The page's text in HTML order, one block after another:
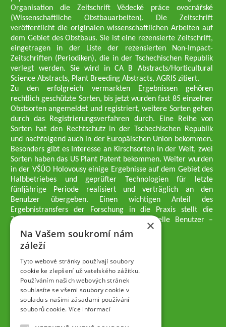
Organisation die Zeitschrift Vědecké práce ovocnářské
(Wissenschaftliche Obstbauarbeiten). Die Zeitschrift
veröffentlicht die originalen wissenschaftlichen Arbeiten auf
dem Gebiet des Obstbaus. Sie ist eine rezensierte Zeitschrift,
eingetragen in der Liste der rezensierten Non-Impact-
Zeitschriften (Periodiken), die in der Tschechischen Republik
verlegt werden. Sie wird in CA B Abstracts/Horticultural
Science Abstracts, Plant Breeding Abstracts, AGRIS zitiert.
Zu den erfolgreich vermarkten Ergebnissen gehören
rechtlich geschützte Sorten, bis jetzt wurden fast 85 einzelner
Obstsorten angemeldet und registriert, weitere Sorten gehen
durch das Registrierungsverfahren durch. Eine Reihe von
Sorten hat den Rechtschutz in der Tschechischen Republik
und nachfolgend auch in der Europäischen Union bekommen.
Besonders gibt es Interesse an Kirschsorten in der Welt, zwei
Sorten haben das US Plant Patent bekommen. Weiter wurden
in der VŠÚO Holovousy einige Ergebnisse auf dem Gebiet des
Halbbetriebes und geprüfter Technologien für letzte
fünfjährige Periode realisiert und verträglich an den
Benutzer übergeben. Einen wichtigen Anteil des
Ergebnistransfers der Forschung in die Praxis stellt die
Züchtungsmethodik dar, die an professionelle Benutzer –
professionelle Obstzüchter übergeben wird.
Geschäftsführer der Gesellschaft
Dipl.-Ing. Tomáš Zmeškal
Dipl.-Ing. Jaroslav Vácha
Gesellschafter
Dipl.-Ing. Jan Blažek, CS c.
Dipl.-Ing. Josef Kosina, CS c.
Dipl.-Ing. Václav Ludvík
×
Na Vašem soukromí nám
záleží
Tyto webové stránky používají soubory
cookie ke zlepšení uživatelského zážitku.
Používáním našich webových stránek
souhlasíte se všemi soubory cookie v
souladu s našimi zásadami používání
souborů cookie. Více informací